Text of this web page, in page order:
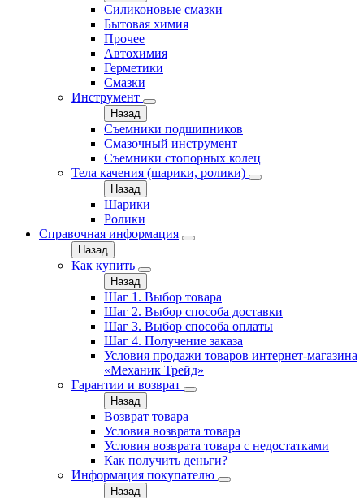
Силиконовые смазки
Бытовая химия
Прочее
Автохимия
Герметики
Смазки
Инструмент
Назад
Съемники подшипников
Смазочный инструмент
Съемники стопорных колец
Тела качения (шарики, ролики)
Назад
Шарики
Ролики
Справочная информация
Назад
Как купить
Назад
Шаг 1. Выбор товара
Шаг 2. Выбор способа доставки
Шаг 3. Выбор способа оплаты
Шаг 4. Получение заказа
Условия продажи товаров интернет-магазина
«Механик Трейд»
Гарантии и возврат
Назад
Возврат товара
Условия возврата товара
Условия возврата товара с недостатками
Как получить деньги?
Информация покупателю
Назад